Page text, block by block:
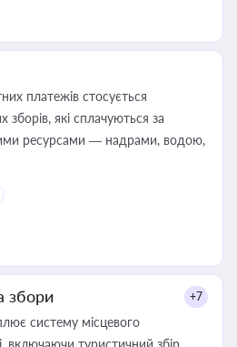
платежів стосується
зборів, які сплачуються за
ресурсами — надрами, водою,
збори +7
систему місцевого
включаючи туристичний збір,